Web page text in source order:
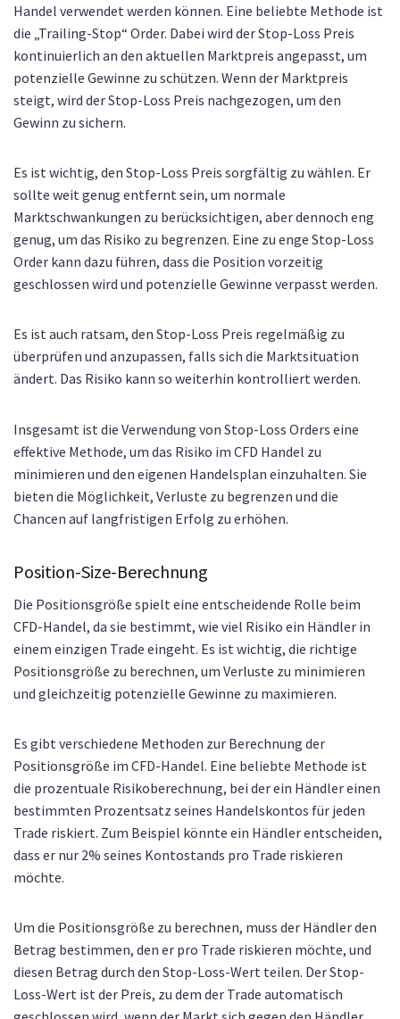
Handel verwendet werden können. Eine beliebte Methode ist
die „Trailing-Stop“ Order. Dabei wird der Stop-Loss Preis
kontinuierlich an den aktuellen Marktpreis angepasst, um
potenzielle Gewinne zu schützen. Wenn der Marktpreis
steigt, wird der Stop-Loss Preis nachgezogen, um den
Gewinn zu sichern.
Es ist wichtig, den Stop-Loss Preis sorgfältig zu wählen. Er
sollte weit genug entfernt sein, um normale
Marktschwankungen zu berücksichtigen, aber dennoch eng
genug, um das Risiko zu begrenzen. Eine zu enge Stop-Loss
Order kann dazu führen, dass die Position vorzeitig
geschlossen wird und potenzielle Gewinne verpasst werden.
Es ist auch ratsam, den Stop-Loss Preis regelmäßig zu
überprüfen und anzupassen, falls sich die Marktsituation
ändert. Das Risiko kann so weiterhin kontrolliert werden.
Insgesamt ist die Verwendung von Stop-Loss Orders eine
effektive Methode, um das Risiko im CFD Handel zu
minimieren und den eigenen Handelsplan einzuhalten. Sie
bieten die Möglichkeit, Verluste zu begrenzen und die
Chancen auf langfristigen Erfolg zu erhöhen.
Position-Size-Berechnung
Die Positionsgröße spielt eine entscheidende Rolle beim
CFD-Handel, da sie bestimmt, wie viel Risiko ein Händler in
einem einzigen Trade eingeht. Es ist wichtig, die richtige
Positionsgröße zu berechnen, um Verluste zu minimieren
und gleichzeitig potenzielle Gewinne zu maximieren.
Es gibt verschiedene Methoden zur Berechnung der
Positionsgröße im CFD-Handel. Eine beliebte Methode ist
die prozentuale Risikoberechnung, bei der ein Händler einen
bestimmten Prozentsatz seines Handelskontos für jeden
Trade riskiert. Zum Beispiel könnte ein Händler entscheiden,
dass er nur 2% seines Kontostands pro Trade riskieren
möchte.
Um die Positionsgröße zu berechnen, muss der Händler den
Betrag bestimmen, den er pro Trade riskieren möchte, und
diesen Betrag durch den Stop-Loss-Wert teilen. Der Stop-
Loss-Wert ist der Preis, zu dem der Trade automatisch